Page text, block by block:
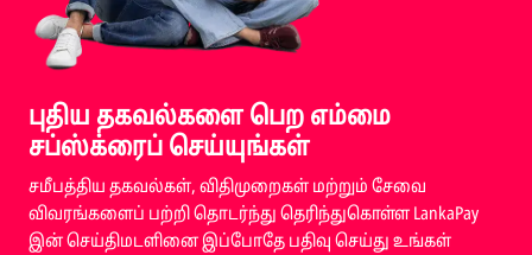
புதிய தகவல்களை பெற எம்மை
சப்ஸ்க்ரைப் செய்யுங்கள்
சமீபத்திய தகவல்கள், விதிமுறைகள் மற்றும் சேவை
விவரங்களைப் பற்றி தொடர்ந்து தெரிந்துகொள்ள LankaPay
இன் செய்திமடளினை இப்போதே பதிவு செய்து உங்கள்